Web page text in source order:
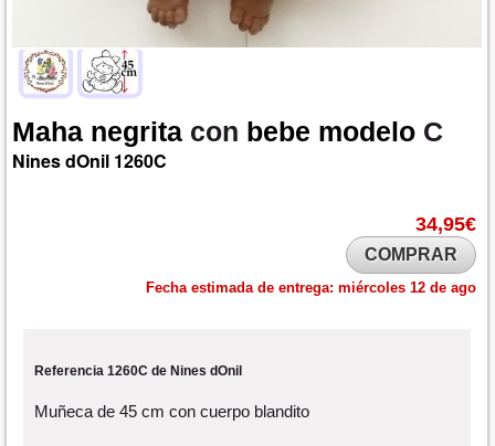
Maha negrita con bebe modelo C
Nines dOnil 1260C
34,95€
COMPRAR
Fecha estimada de entrega: miércoles 12 de ago
Referencia 1260C de Nines dOnil
Muñeca de 45 cm con cuerpo blandito